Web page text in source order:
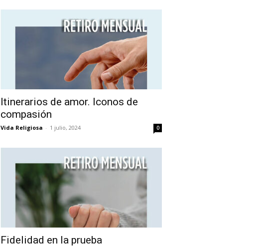
Itinerarios de amor. Iconos de
compasión
Vida Religiosa - 1 julio, 2024 0
Fidelidad en la prueba